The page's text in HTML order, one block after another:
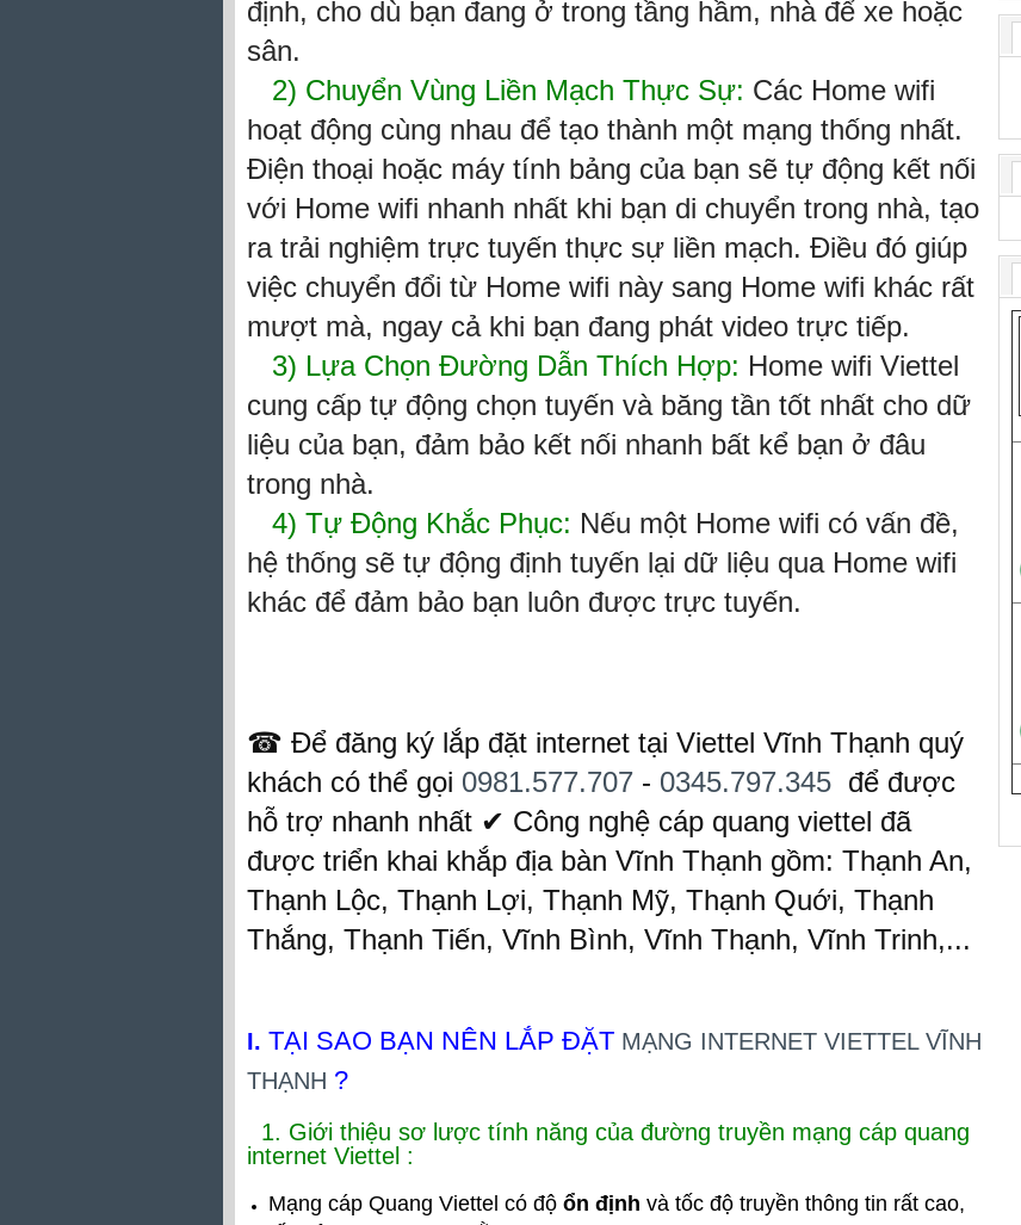
định, cho dù bạn đang ở trong tầng hầm, nhà để xe hoặc
sân.
2) Chuyển Vùng Liền Mạch Thực Sự: Các Home wifi
hoạt động cùng nhau để tạo thành một mạng thống nhất.
Điện thoại hoặc máy tính bảng của bạn sẽ tự động kết nối
với Home wifi nhanh nhất khi bạn di chuyển trong nhà, tạo
ra trải nghiệm trực tuyến thực sự liền mạch. Điều đó giúp
việc chuyển đổi từ Home wifi này sang Home wifi khác rất
mượt mà, ngay cả khi bạn đang phát video trực tiếp.
3) Lựa Chọn Đường Dẫn Thích Hợp: Home wifi Viettel
cung cấp tự động chọn tuyến và băng tần tốt nhất cho dữ
liệu của bạn, đảm bảo kết nối nhanh bất kể bạn ở đâu
trong nhà.
4) Tự Động Khắc Phục: Nếu một Home wifi có vấn đề,
hệ thống sẽ tự động định tuyến lại dữ liệu qua Home wifi
khác để đảm bảo bạn luôn được trực tuyến.
☎ Để đăng ký lắp đặt internet tại Viettel Vĩnh Thạnh quý
khách có thể gọi 0981.577.707 - 0345.797.345 để được
hỗ trợ nhanh nhất ✔‎ Công nghệ cáp quang viettel đã
được triển khai khắp địa bàn Vĩnh Thạnh gồm: Thạnh An,
Thạnh Lộc, Thạnh Lợi, Thạnh Mỹ, Thạnh Quới, Thạnh
Thắng, Thạnh Tiến, Vĩnh Bình, Vĩnh Thạnh, Vĩnh Trinh,...
I. TẠI SAO BẠN NÊN LẮP ĐẶT MẠNG INTERNET VIETTEL VĨNH
THẠNH ?
1. Giới thiệu sơ lược tính năng của đường truyền mạng cáp quang
internet Viettel :
Mạng cáp Quang Viettel có độ ổn định và tốc độ truyền thông tin rất cao,